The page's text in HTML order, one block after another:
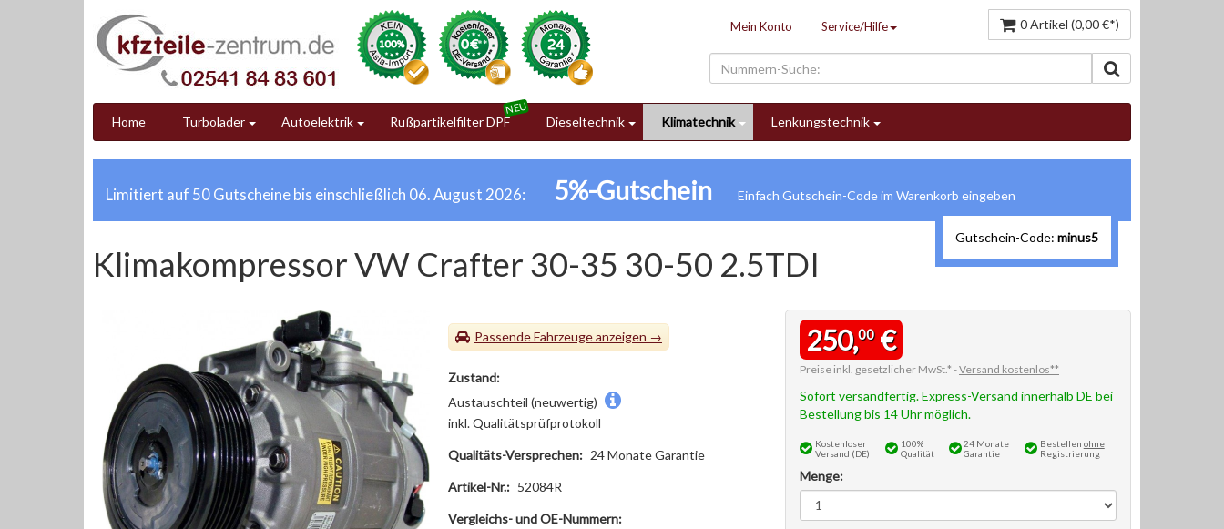
Mein Konto Service/Hilfe 0 Artikel (0,00 €*)
Home Turbolader Autoelektrik Rußpartikelfilter DPF Dieseltechnik Klimatechnik Lenkungstechnik
Limitiert auf 50 Gutscheine bis einschließlich 06. August 2026: 5%-Gutschein
Gutschein-Code: minus5
Klimakompressor VW Crafter 30-35 30-50 2.5TDI
Passende Fahrzeuge
Zustand:
Austauschteil (neuwertig)
inkl. Qualitätsprüfprotokoll
Qualitäts-Versprechen: 24 Monate Garantie
Artikel-Nr.: 52084R
Vergleichs- und OE-Nummern:
250,00€
Preise inkl. gesetzlicher MwSt.* -Versand kostenlos**
Sofort versandfertig. Express-Versand innerhalb DE bei
Bestellung bis 14 Uhr möglich.
Kostenloser
Versand (DE)
100%
Qualität
24 Monate
Garantie
Bestellen ohne
Registrierung
Menge: